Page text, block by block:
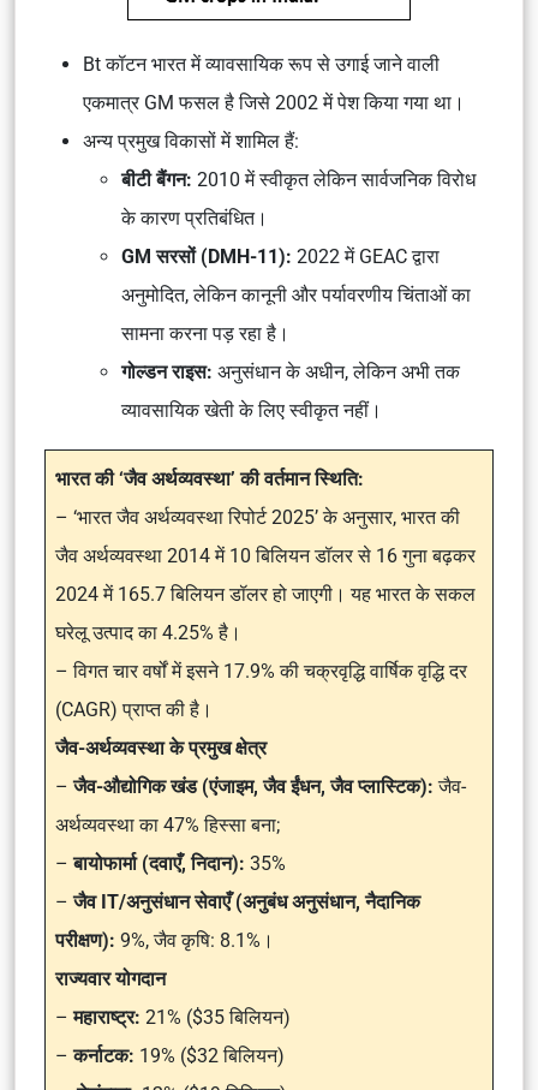
Bt कॉटन भारत में व्यावसायिक रूप से उगाई जाने वाली
एकमात्र GM फसल है जिसे 2002 में पेश किया गया था।
अन्य प्रमुख विकासों में शामिल हैं:
बीटी बैंगन: 2010 में स्वीकृत लेकिन सार्वजनिक विरोध
के कारण प्रतिबंधित।
GM सरसों (DMH-11): 2022 में GEAC द्वारा
अनुमोदित, लेकिन कानूनी और पर्यावरणीय चिंताओं का
सामना करना पड़ रहा है।
गोल्डन राइस: अनुसंधान के अधीन, लेकिन अभी तक
व्यावसायिक खेती के लिए स्वीकृत नहीं।
भारत की ‘जैव अर्थव्यवस्था’ की वर्तमान स्थिति:
– ‘भारत जैव अर्थव्यवस्था रिपोर्ट 2025’ के अनुसार, भारत की
जैव अर्थव्यवस्था 2014 में 10 बिलियन डॉलर से 16 गुना बढ़कर
2024 में 165.7 बिलियन डॉलर हो जाएगी। यह भारत के सकल
घरेलू उत्पाद का 4.25% है।
– विगत चार वर्षों में इसने 17.9% की चक्रवृद्धि वार्षिक वृद्धि दर
(CAGR) प्राप्त की है।
जैव-अर्थव्यवस्था के प्रमुख क्षेत्र
–जैव-औद्योगिक खंड (एंजाइम, जैव ईंधन, जैव प्लास्टिक):जैव-
अर्थव्यवस्था का 47% हिस्सा बना;
–बायोफार्मा (दवाएँ, निदान): 35%
–जैव IT/अनुसंधान सेवाएँ (अनुबंध अनुसंधान, नैदानिक ​​
परीक्षण): 9%, जैव कृषि: 8.1%।
राज्यवार योगदान
–महाराष्ट्र: 21% ($35 बिलियन)
–कर्नाटक: 19% ($32 बिलियन)